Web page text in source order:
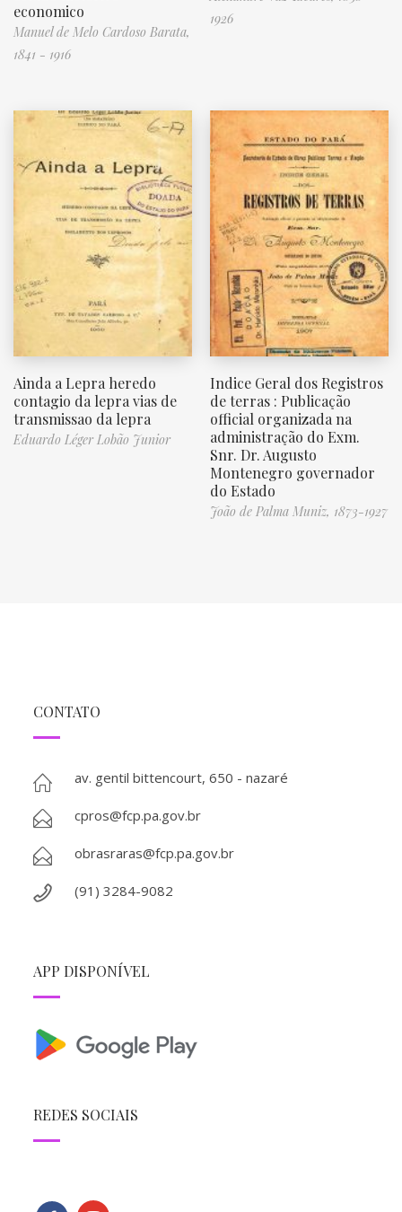
economico
Manuel de Melo Cardoso Barata,
1841 - 1916
1926
Ainda a Lepra heredo
contagio da lepra vias de
transmissao da lepra
Eduardo Léger Lobão Junior
Indice Geral dos Registros
de terras : Publicação
official organizada na
administração do Exm.
Snr. Dr. Augusto
Montenegro governador
do Estado
João de Palma Muniz, 1873-1927
CONTATO
av. gentil bittencourt, 650 - nazaré
cpros@fcp.pa.gov.br
obrasraras@fcp.pa.gov.br
(91) 3284-9082
APP DISPONÍVEL
REDES SOCIAIS